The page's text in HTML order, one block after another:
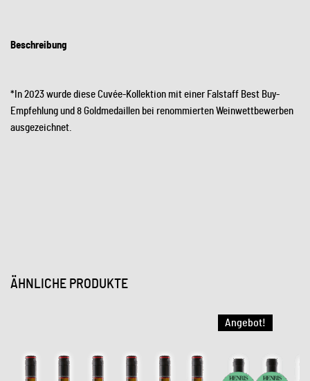
Beschreibung
*In 2023 wurde diese Cuvée-Kollektion mit einer Falstaff Best Buy-
Empfehlung und 8 Goldmedaillen bei renommierten Weinwettbewerben
ausgezeichnet.
ÄHNLICHE PRODUKTE
Angebot!